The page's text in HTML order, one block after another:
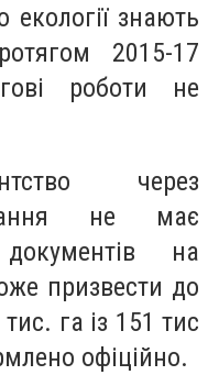
екології знають
2015-17
роботи не
через
не має
на
призвести до
га із 151 тис
офіційно.